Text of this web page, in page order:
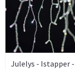
Julelys - Istapper -